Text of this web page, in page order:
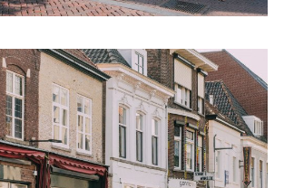
Steun ons
Zoeken
Tickets